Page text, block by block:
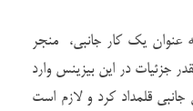
عنوان یک کار جانبی، منجر
جزئیات در این بیزینس وارد
قلمداد کرد و لازم است